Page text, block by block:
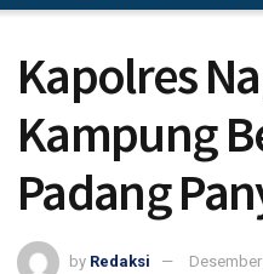
Kapolres
Kampung
Padang
by Redaksi